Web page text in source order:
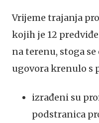
Vrijeme trajanja
kojih je 12
na terenu, stoga
ugovora krenulo s
izrađeni su
podstranica